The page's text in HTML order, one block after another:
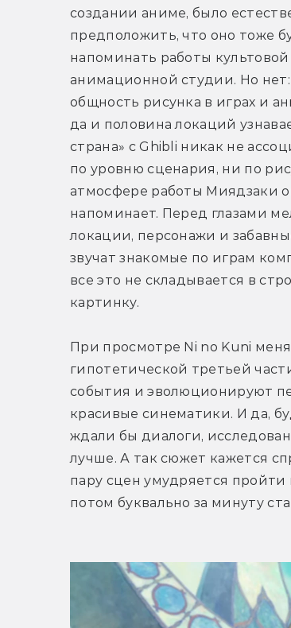
создании аниме, было
предположить, что оно тоже
напоминать работы культовой
анимационной студии. Но нет:
общность рисунка в играх и
да и половина локаций
страна» с Ghibli никак не
по уровню сценария, ни по
атмосфере работы Миядзаки
напоминает. Перед глазами
локации, персонажи и
звучат знакомые по играм
все это не складывается в
картинку.
При просмотре Ni no Kuni
гипотетической третьей
события и эволюционируют
красивые синематики. И да,
ждали бы диалоги,
лучше. А так сюжет кажется
пару сцен умудряется пройти
потом буквально за минуту